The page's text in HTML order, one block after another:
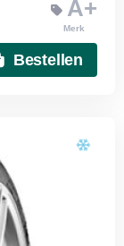
A+
Merk
Bestellen